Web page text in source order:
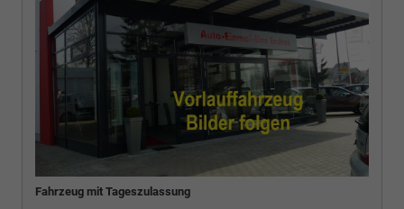
Fahrzeug mit Tageszulassung